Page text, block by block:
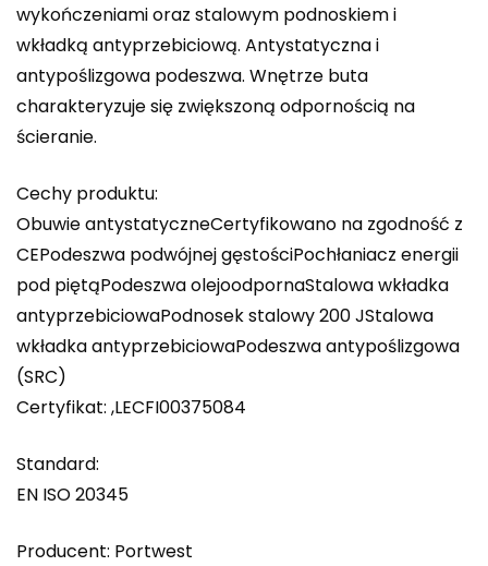
wykończeniami oraz stalowym podnoskiem i
wkładką antyprzebiciową. Antystatyczna i
antypoślizgowa podeszwa. Wnętrze buta
charakteryzuje się zwiększoną odpornością na
ścieranie.
Cechy produktu:
Obuwie antystatyczneCertyfikowano na zgodność z
CEPodeszwa podwójnej gęstościPochłaniacz energii
pod piętąPodeszwa olejoodpornaStalowa wkładka
antyprzebiciowaPodnosek stalowy 200 JStalowa
wkładka antyprzebiciowaPodeszwa antypoślizgowa
(SRC)
Certyfikat: ,LECFI00375084
Standard:
EN ISO 20345
Producent: Portwest